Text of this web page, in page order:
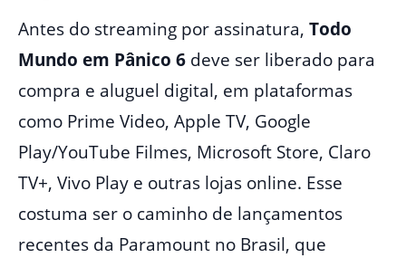
Antes do streaming por assinatura, Todo
Mundo em Pânico 6 deve ser liberado para
compra e aluguel digital, em plataformas
como Prime Video, Apple TV, Google
Play/YouTube Filmes, Microsoft Store, Claro
TV+, Vivo Play e outras lojas online. Esse
costuma ser o caminho de lançamentos
recentes da Paramount no Brasil, que